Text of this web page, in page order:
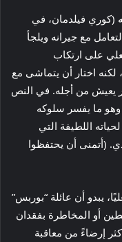
(كوري فيلدمان، في
مع جيرانه ويلجأ
على ارتكاب
لكنه اختار أن يتماشى مع
يعيش من أجله. في النص
وهو ما يفسر سلوكه
اللطيفة التي
(أتمنى أن يحتفظوا
يبدو أن عائلة “بوربس”
أو المخاطرة بفقدان
إرضاءً من معاقبة